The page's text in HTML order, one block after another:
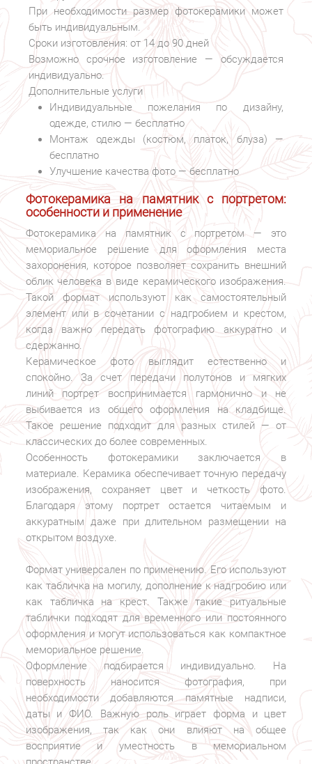
При необходимости размер фотокерамики может
быть индивидуальным.
Сроки изготовления: от 14 до 90 дней
Возможно срочное изготовление — обсуждается
индивидуально.
Дополнительные услуги
Индивидуальные пожелания по дизайну,
одежде, стилю — бесплатно
Монтаж одежды (костюм, платок, блуза) —
бесплатно
Улучшение качества фото — бесплатно
Фотокерамика на памятник с портретом:
особенности и применение
Фотокерамика на памятник с портретом — это
мемориальное решение для оформления места
захоронения, которое позволяет сохранить внешний
облик человека в виде керамического изображения.
Такой формат используют как самостоятельный
элемент или в сочетании с надгробием и крестом,
когда важно передать фотографию аккуратно и
сдержанно.
Керамическое фото выглядит естественно и
спокойно. За счет передачи полутонов и мягких
линий портрет воспринимается гармонично и не
выбивается из общего оформления на кладбище.
Такое решение подходит для разных стилей — от
классических до более современных.
Особенность фотокерамики заключается в
материале. Керамика обеспечивает точную передачу
изображения, сохраняет цвет и четкость фото.
Благодаря этому портрет остается читаемым и
аккуратным даже при длительном размещении на
открытом воздухе.
Формат универсален по применению. Его используют
как табличка на могилу, дополнение к надгробию или
как табличка на крест. Также такие ритуальные
таблички подходят для временного или постоянного
оформления и могут использоваться как компактное
мемориальное решение.
Оформление подбирается индивидуально. На
поверхность наносится фотография, при
необходимости добавляются памятные надписи,
даты и ФИО. Важную роль играет форма и цвет
изображения, так как они влияют на общее
восприятие и уместность в мемориальном